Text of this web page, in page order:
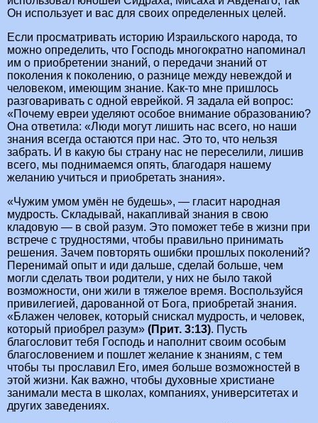
Oн использует и вас для своих определенных целей.
Если просматривать историю Израильского народа, то
можно определить, что Господь многократно напоминал
им о приобретении знаний, о передачи знаний от
поколения к поколению, о разнице между невеждой и
человеком, имеющим знание. Как-то мне пришлось
разговаривать с одной еврейкой. Я задала ей вопрос:
«Почему евреи уделяют особое внимание образованию?
Она ответила: «Люди могут лишить нас всего, но наши
знания всегда остаются при нас. Это то, что нельзя
забрать. И в какую бы страну нас не переселили, лишив
всего, мы поднимаемся опять, благодаря нашему
желанию учиться и приобретать знания».
«Чужим умом умён не будешь», — гласит народная
мудрость. Складывай, накапливай знания в свою
кладовую — в свой разум. Это поможет тебе в жизни при
встрече с трудностями, чтобы правильно принимать
решения. Зачем повторять ошибки прошлых поколений?
Перенимай опыт и иди дальше, сделай больше, чем
могли сделать твои родители, у них не было такой
возможности, они жили в тяжелое время. Воспользуйся
привилегией, дарованной от Бога, приобретай знания.
«Блажен человек, который снискал мудрость, и человек,
который приобрел разум» (Прит. 3:13). Пусть
благословит тебя Господь и наполнит своим особым
благословением и пошлет желание к знаниям, с тем
чтобы ты прославил Его, имея больше возможностей в
этой жизни. Как важно, чтобы духовные христиане
занимали места в школах, компаниях, университетах и
других заведениях.